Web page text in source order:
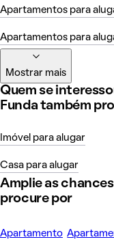
Apartamentos para
Apartamentos para
Mostrar mais
Quem se
Funda também
Imóvel para alugar
Casa para alugar
Amplie as
procure por
Apartamento